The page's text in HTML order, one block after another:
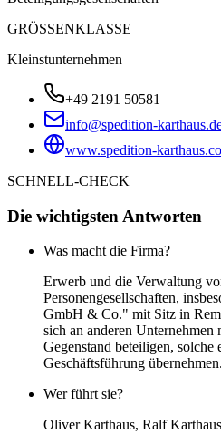
GRÖSSENKLASSE
Kleinstunternehmen
+49 2191 50581
info@spedition-
www.spedition-
SCHNELL-CHECK
Die wichtigsten Antworten
Was macht die Firma?
Erwerb und die Verwaltung
Personengesellschaften,
GmbH & Co." mit Sitz in
sich an anderen
Gegenstand beteiligen, solche
Geschäftsführung übernehmen.
Wer führt sie?
Oliver Karthaus, Ralf Karthaus